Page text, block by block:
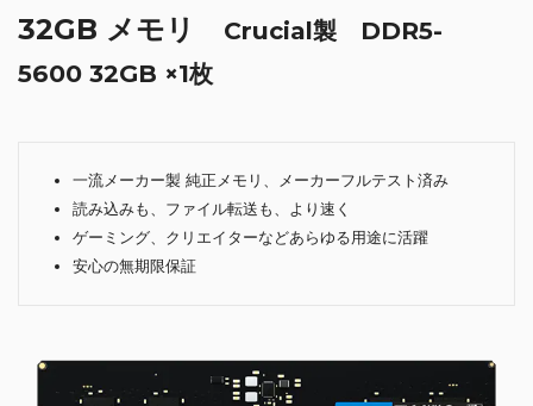
32GB メモリ
Crucial製 DDR5-
5600 32GB ×1枚
一流メーカー製 純正メモリ、メーカーフルテスト済み
読み込みも、ファイル転送も、より速く
ゲーミング、クリエイターなどあらゆる用途に活躍
安心の無期限保証